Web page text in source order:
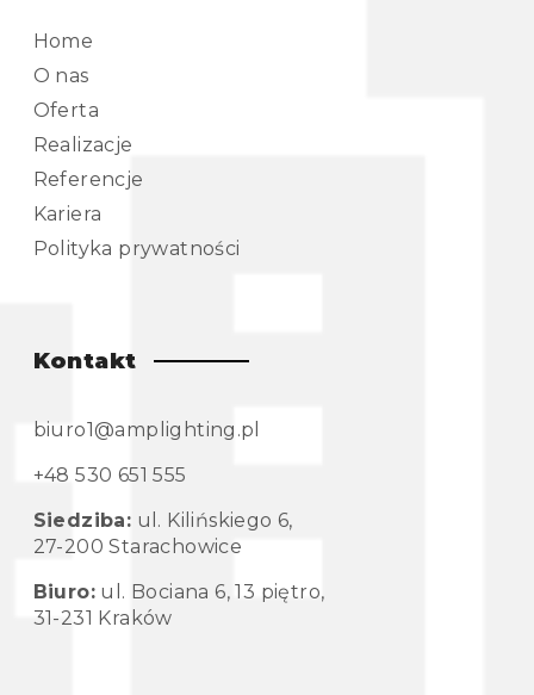
Home
O nas
Oferta
Realizacje
Referencje
Kariera
Polityka prywatności
Kontakt
biuro1@amplighting.pl
+48 530 651 555
Siedziba: ul. Kilińskiego 6,
27-200 Starachowice
Biuro:ul. Bociana 6, 13 piętro,
31-231 Kraków